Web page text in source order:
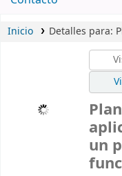
Inicio Detalles para:
un